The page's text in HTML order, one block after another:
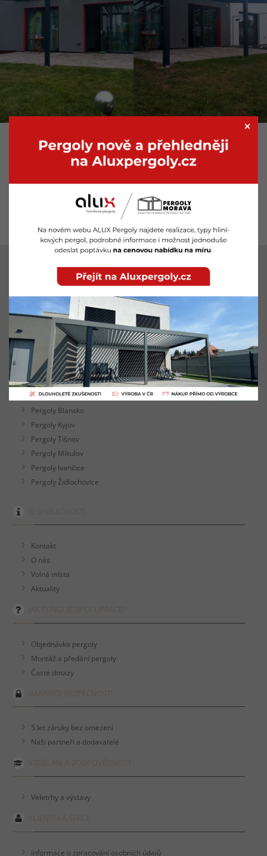
Pergoly Znojmo
Pergoly Břeclav
Pergoly Brno
Pergoly Hodonín
Pergoly Kuřim
Pergoly Zlín
Pergoly Vyškov
Pergoly Blansko
Pergoly Kyjov
Pergoly Tišnov
Pergoly Mikulov
Pergoly Ivančice
Pergoly Židlochovice
O SPOLEČNOSTI
Kontakt
O nás
Volná místa
Aktuality
JAK FUNGUJE SPOLUPRÁCE?
Objednávka pergoly
Montáž a předání pergoly
Časté dotazy
GARANCE BEZPEČNOSTI
5 let záruky bez omezení
Naši partneři a dodavatelé
VZDĚLÁNÍ A ZODPOVĚDNOST
Veletrhy a výstavy
KLIENTSKÁ SEKCE
Informace o zpracování osobních údajů